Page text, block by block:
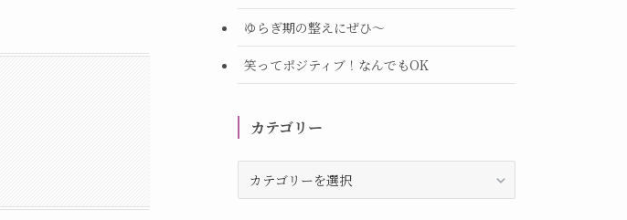
ゆらぎ期の整えにぜひ～
笑ってポジティブ！なんでもOK
カテゴリー